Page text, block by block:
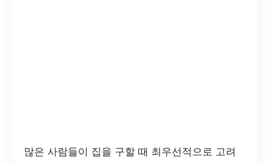
많은 사람들이 집을 구할 때 최우선적으로 고려